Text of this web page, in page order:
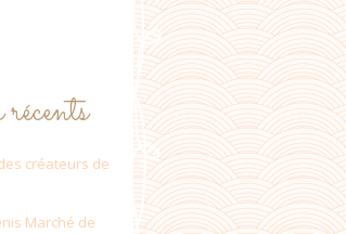
créateurs de
Marché de